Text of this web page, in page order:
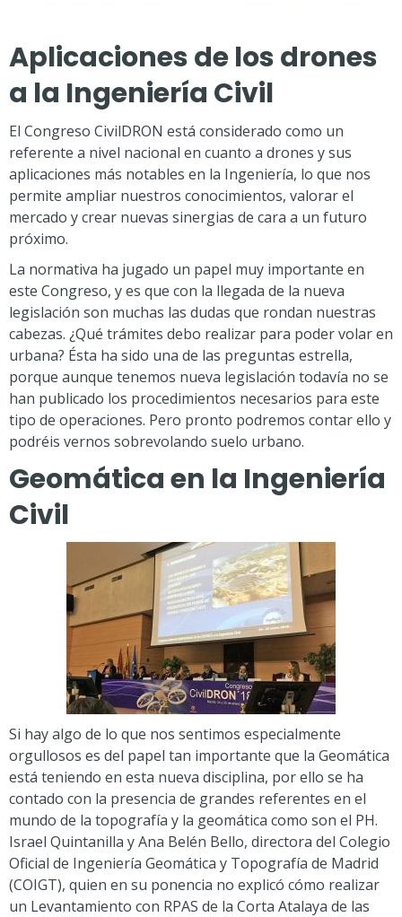
Aplicaciones de los drones
a la Ingeniería Civil
El Congreso CivilDRON está considerado como un
referente a nivel nacional en cuanto a drones y sus
aplicaciones más notables en la Ingeniería, lo que nos
permite ampliar nuestros conocimientos, valorar el
mercado y crear nuevas sinergias de cara a un futuro
próximo.
La normativa ha jugado un papel muy importante en
este Congreso, y es que con la llegada de la nueva
legislación son muchas las dudas que rondan nuestras
cabezas. ¿Qué trámites debo realizar para poder volar en
urbana? Ésta ha sido una de las preguntas estrella,
porque aunque tenemos nueva legislación todavía no se
han publicado los procedimientos necesarios para este
tipo de operaciones. Pero pronto podremos contar ello y
podréis vernos sobrevolando suelo urbano.
Geomática en la Ingeniería
Civil
Si hay algo de lo que nos sentimos especialmente
orgullosos es del papel tan importante que la Geomática
está teniendo en esta nueva disciplina, por ello se ha
contado con la presencia de grandes referentes en el
mundo de la topografía y la geomática como son el PH.
Israel Quintanilla y Ana Belén Bello, directora del Colegio
Oficial de Ingeniería Geomática y Topografía de Madrid
(COIGT), quien en su ponencia no explicó cómo realizar
un Levantamiento con RPAS de la Corta Atalaya de las